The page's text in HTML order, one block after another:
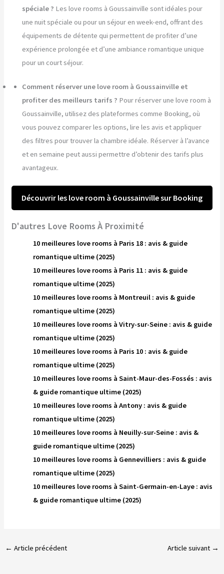
spéciale ? Les love rooms à Goussainville sont idéales pour
une nuit spéciale ou pour un séjour en week-end, offrant des
équipements de détente qui permettent de profiter d’une
expérience prolongée et d’une ambiance romantique unique
pour un court séjour.
Comment réserver une love room à Goussainville et
profiter des meilleurs tarifs ? Pour réserver une love room à
Goussainville, utilisez des plateformes comme Booking, où
vous pouvez comparer les options, lire les avis et appliquer
des filtres pour trouver la chambre idéale. Réserver à l’avance
et en semaine peut aussi permettre d’obtenir des tarifs plus
avantageux.
Découvrir les love room à Goussainville sur Booking
D'autres Love Rooms À Proximité
10 meilleures love rooms à Paris 18 : avis & guide
romantique ultime (2025)
10 meilleures love rooms à Paris 11 : avis & guide
romantique ultime (2025)
10 meilleures love rooms à Montreuil : avis & guide
romantique ultime (2025)
10 meilleures love rooms à Vitry-sur-Seine : avis & guide
romantique ultime (2025)
10 meilleures love rooms à Paris 10 : avis & guide
romantique ultime (2025)
10 meilleures love rooms à Saint-Maur-des-Fossés : avis
& guide romantique ultime (2025)
10 meilleures love rooms à Antony : avis & guide
romantique ultime (2025)
10 meilleures love rooms à Neuilly-sur-Seine : avis &
guide romantique ultime (2025)
10 meilleures love rooms à Gennevilliers : avis & guide
romantique ultime (2025)
10 meilleures love rooms à Saint-Germain-en-Laye : avis
& guide romantique ultime (2025)
← Article précédent Article suivant →